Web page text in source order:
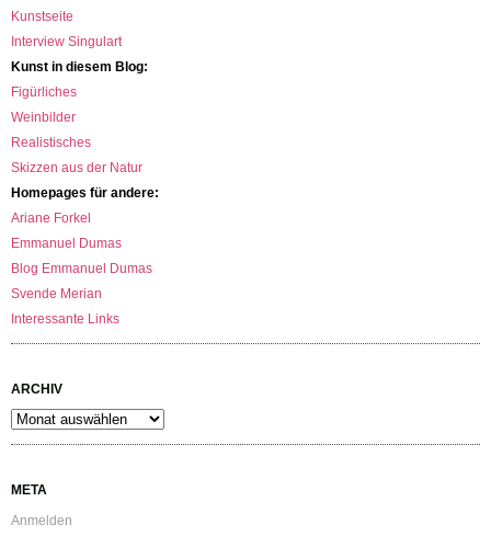
Kunstseite
Interview Singulart
Kunst in diesem Blog:
Figürliches
Weinbilder
Realistisches
Skizzen aus der Natur
Homepages für andere:
Ariane Forkel
Emmanuel Dumas
Blog Emmanuel Dumas
Svende Merian
Interessante Links
ARCHIV
Archiv
META
Anmelden